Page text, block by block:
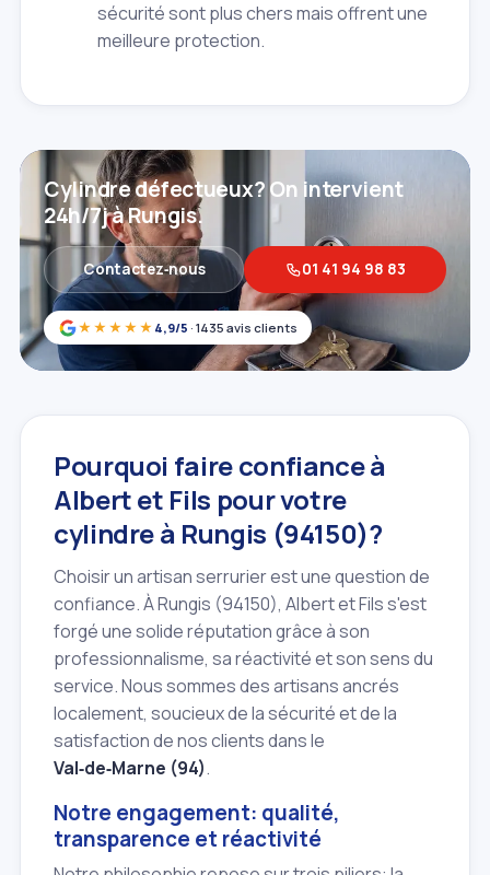
sécurité sont plus chers mais offrent une
meilleure protection.
★★★★★ 4,9/5 · 1435 avis clients
Cylindre défectueux? On intervient
24h/7j à Rungis.
Contactez‑nous 01 41 94 98 83
Pourquoi faire confiance à
Albert et Fils pour votre
cylindre à Rungis (94150)?
Choisir un artisan serrurier est une question de
confiance. À Rungis (94150), Albert et Fils s'est
forgé une solide réputation grâce à son
professionnalisme, sa réactivité et son sens du
service. Nous sommes des artisans ancrés
localement, soucieux de la sécurité et de la
satisfaction de nos clients dans le
Val‑de‑Marne (94).
Notre engagement: qualité,
transparence et réactivité